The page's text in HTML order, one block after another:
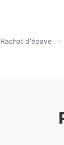
Rachat d'épave »